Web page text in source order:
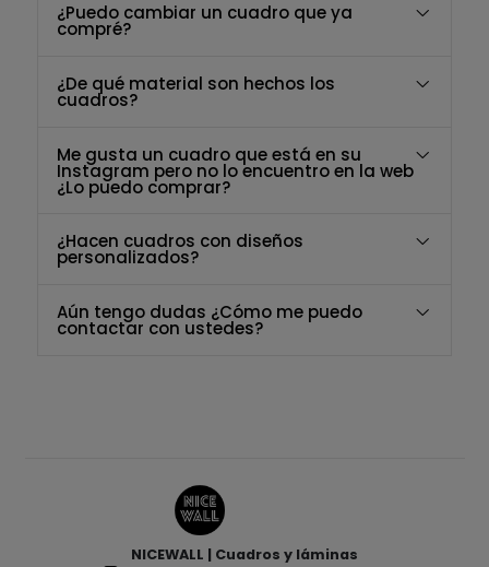
¿Puedo cambiar un cuadro que ya
compré?
¿De qué material son hechos los
cuadros?
Me gusta un cuadro que está en su
Instagram pero no lo encuentro en la web
¿Lo puedo comprar?
¿Hacen cuadros con diseños
personalizados?
Aún tengo dudas ¿Cómo me puedo
contactar con ustedes?
NICEWALL | Cuadros y láminas